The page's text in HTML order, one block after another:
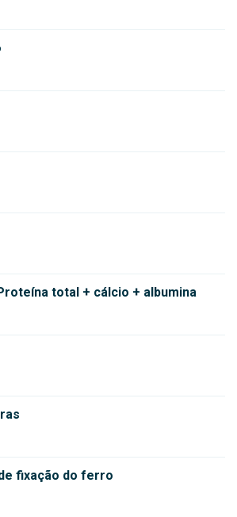
total + cálcio + albumina
fixação do ferro